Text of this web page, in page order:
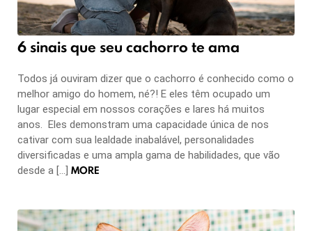
6 sinais que seu cachorro te ama
Todos já ouviram dizer que o cachorro é conhecido como o
melhor amigo do homem, né?! E eles têm ocupado um
lugar especial em nossos corações e lares há muitos
anos. Eles demonstram uma capacidade única de nos
cativar com sua lealdade inabalável, personalidades
diversificadas e uma ampla gama de habilidades, que vão
desde a […] MORE